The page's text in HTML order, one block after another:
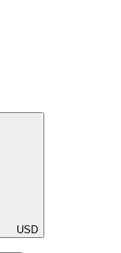
USD